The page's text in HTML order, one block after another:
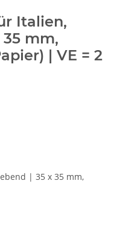
Italien,
mm,
| VE = 2
| 35 x 35 mm,